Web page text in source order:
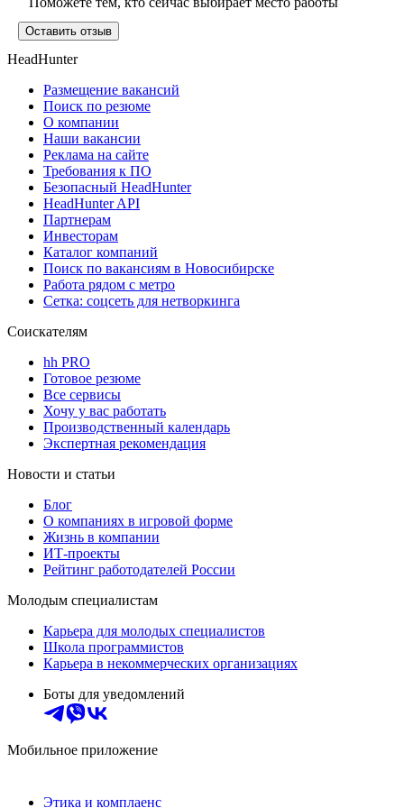
Оставить отзыв
HeadHunter
Размещение вакансий
Поиск по резюме
О компании
Наши вакансии
Реклама на сайте
Требования к ПО
Безопасный HeadHunter
HeadHunter API
Партнерам
Инвесторам
Каталог компаний
Поиск по вакансиям в Новосибирске
Работа рядом с метро
Сетка: соцсеть для нетворкинга
Соискателям
hh PRO
Готовое резюме
Все сервисы
Хочу у вас работать
Производственный календарь
Экспертная рекомендация
Новости и статьи
Блог
О компаниях в игровой форме
Жизнь в компании
ИТ-проекты
Рейтинг работодателей России
Молодым специалистам
Карьера для молодых специалистов
Школа программистов
Карьера в некоммерческих организациях
Боты для уведомлений
Мобильное приложение
Этика и комплаенс